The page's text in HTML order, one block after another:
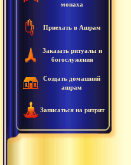
монаха
Приехать в Ашрам
Заказать ритуалы и
богослужения
Создать домашний
ашрам
Записаться на ритрит